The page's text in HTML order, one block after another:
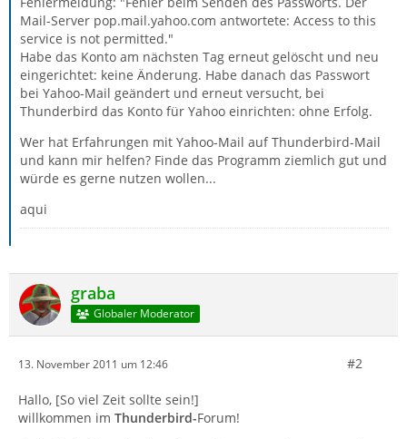
Mail-Server pop.mail.yahoo.com antwortete: Access to this
service is not permitted."
Habe das Konto am nächsten Tag erneut gelöscht und neu
eingerichtet: keine Änderung. Habe danach das Passwort
bei Yahoo-Mail geändert und erneut versucht, bei
Thunderbird das Konto für Yahoo einrichten: ohne Erfolg.
Wer hat Erfahrungen mit Yahoo-Mail auf Thunderbird-Mail
und kann mir helfen? Finde das Programm ziemlich gut und
würde es gerne nutzen wollen...
aqui
graba
Globaler Moderator
13. November 2011 um 12:46 #2
Hallo, [So viel Zeit sollte sein!]
willkommen im Thunderbird-Forum!